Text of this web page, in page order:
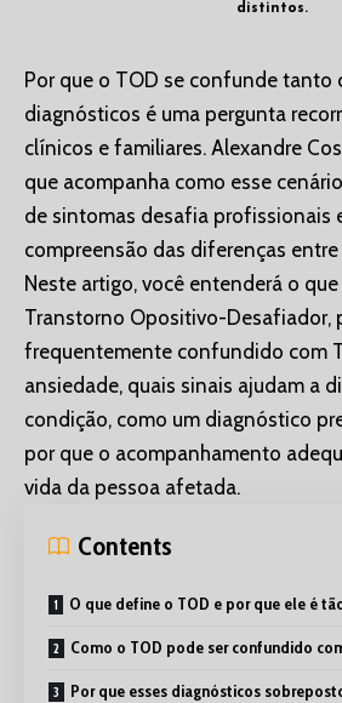
distintos.
Por que o TOD se confunde tanto
diagnósticos é uma pergunta
clínicos e familiares. Alexandre
que acompanha como esse
de sintomas desafia profissionais
compreensão das diferenças
Neste artigo, você entenderá o
Transtorno Opositivo-Desafiador,
frequentemente confundido com
ansiedade, quais sinais ajudam a
condição, como um diagnóstico
por que o acompanhamento
vida da pessoa afetada.
Contents
O que define o TOD e por que ele é
Como o TOD pode ser confundido
Por que esses diagnósticos